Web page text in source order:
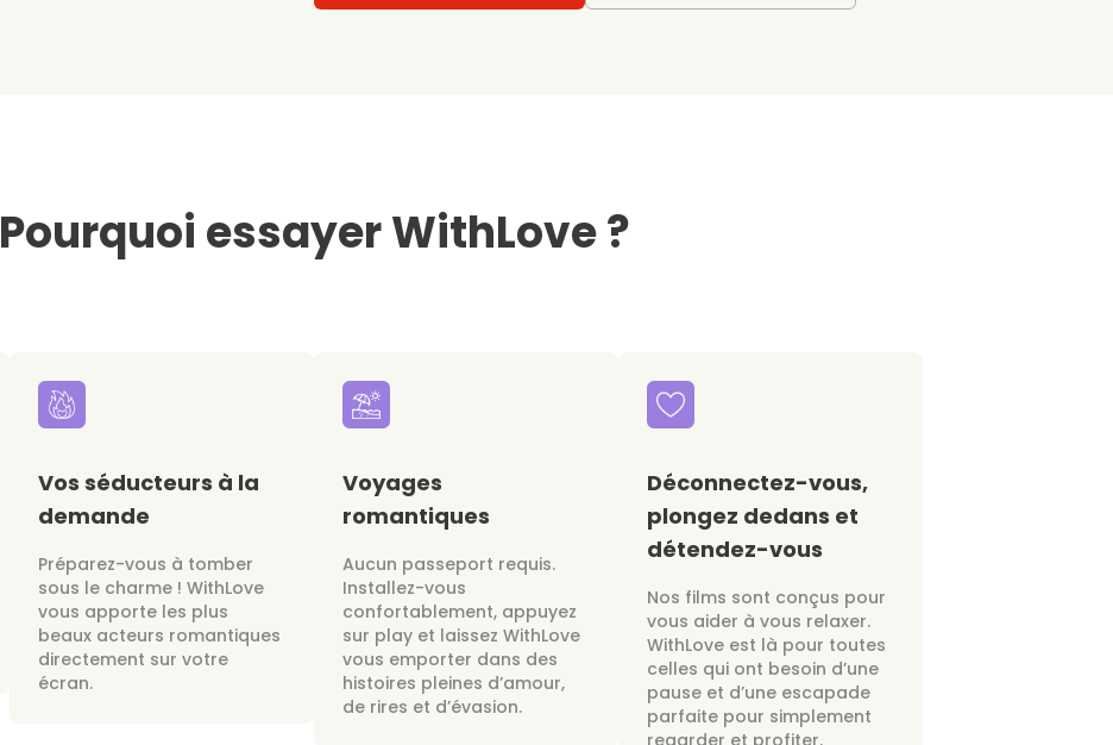
Pourquoi essayer WithLove ?
Vos séducteurs à la
demande
Préparez-vous à tomber
sous le charme ! WithLove
vous apporte les plus
beaux acteurs romantiques
directement sur votre
écran.
Voyages
romantiques
Aucun passeport requis.
Installez-vous
confortablement, appuyez
sur play et laissez WithLove
vous emporter dans des
histoires pleines d’amour,
de rires et d’évasion.
Déconnectez-vous,
plongez dedans et
détendez-vous
Nos films sont conçus pour
vous aider à vous relaxer.
WithLove est là pour toutes
celles qui ont besoin d’une
pause et d’une escapade
parfaite pour simplement
regarder et profiter.